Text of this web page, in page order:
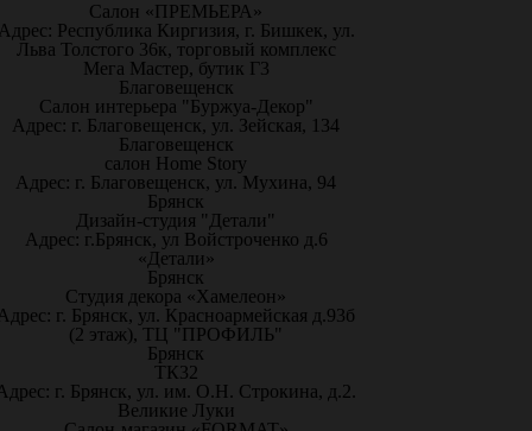
Салон «ПРЕМЬЕРА»
Республика Киргизия, г. Бишкек, ул.
Льва Толстого 36к, торговый комплекс
Мега Мастер, бутик Г3
Благовещенск
Салон интерьера "Буржуа-Декор"
Адрес: г. Благовещенск, ул. Зейская, 134
Благовещенск
салон Home Story
Адрес: г. Благовещенск, ул. Мухина, 94
Брянск
Дизайн-студия "Детали"
Адрес: г.Брянск, ул Войстроченко д.6
«Детали»
Брянск
Студия декора «Хамелеон»
г. Брянск, ул. Красноармейская д.93б
(2 этаж), ТЦ "ПРОФИЛЬ"
Брянск
ТК32
г. Брянск, ул. им. О.Н. Строкина, д.2.
Великие Луки